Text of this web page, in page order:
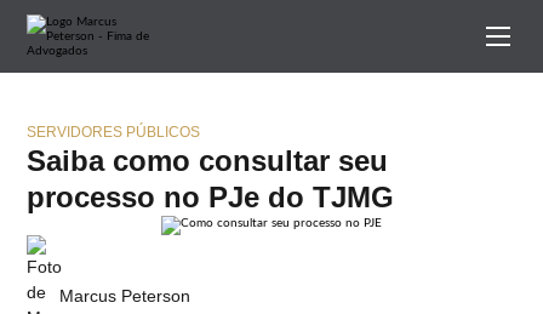
SERVIDORES PÚBLICOS
Saiba como consultar seu
processo no PJe do TJMG
Marcus Peterson